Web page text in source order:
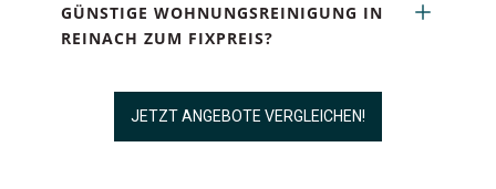
GÜNSTIGE WOHNUNGSREINIGUNG IN
REINACH ZUM FIXPREIS?
JETZT ANGEBOTE VERGLEICHEN!